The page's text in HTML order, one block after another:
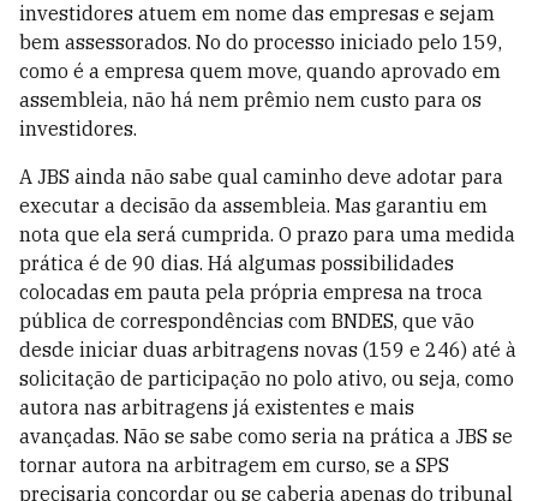
investidores atuem em nome das empresas e sejam
bem assessorados. No do processo iniciado pelo 159,
como é a empresa quem move, quando aprovado em
assembleia, não há nem prêmio nem custo para os
investidores.
A JBS ainda não sabe qual caminho deve adotar para
executar a decisão da assembleia. Mas garantiu em
nota que ela será cumprida. O prazo para uma medida
prática é de 90 dias. Há algumas possibilidades
colocadas em pauta pela própria empresa na troca
pública de correspondências com BNDES, que vão
desde iniciar duas arbitragens novas (159 e 246) até à
solicitação de participação no polo ativo, ou seja, como
autora nas arbitragens já existentes e mais
avançadas. Não se sabe como seria na prática a JBS se
tornar autora na arbitragem em curso, se a SPS
precisaria concordar ou se caberia apenas do tribunal